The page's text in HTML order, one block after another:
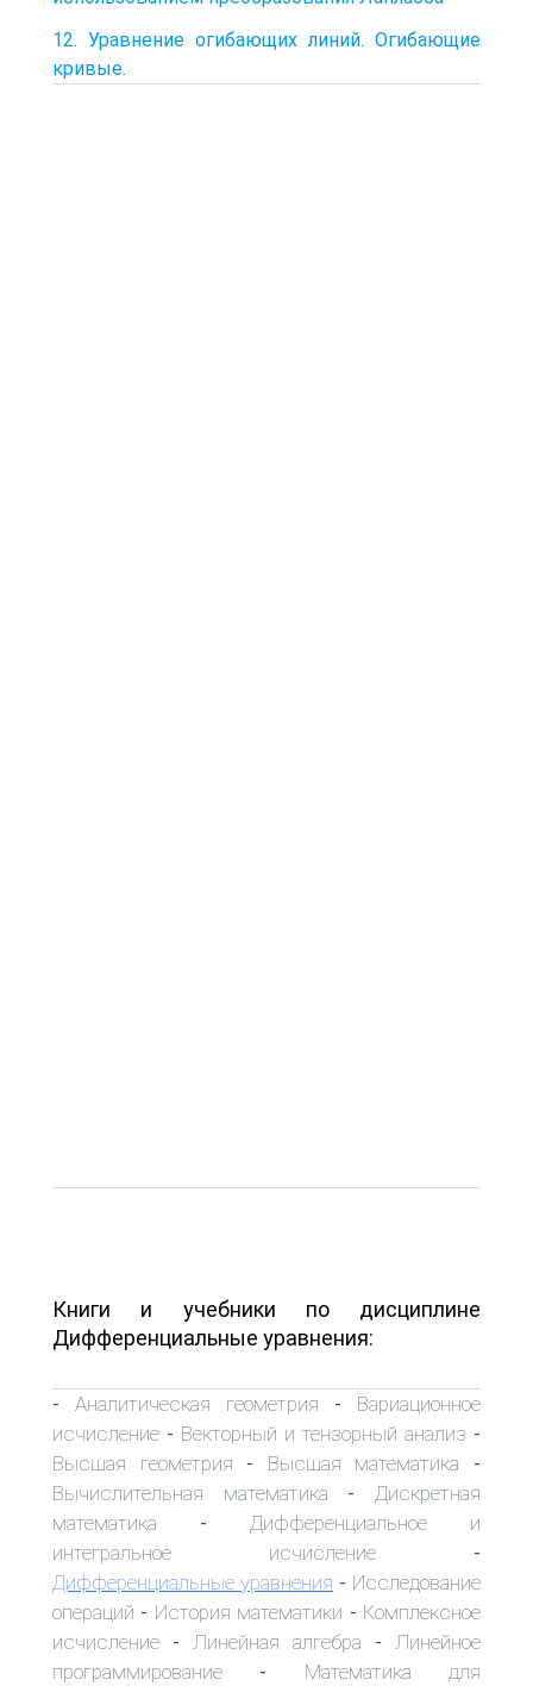
12. Уравнение огибающих линий. Огибающие
кривые.
Книги и учебники по дисциплине
Дифференциальные уравнения:
- Аналитическая геометрия - Вариационное
исчисление - Векторный и тензорный анализ -
Высшая геометрия - Высшая математика -
Вычислительная математика -Дискретная
математика - Дифференциальное и
интегральное исчисление -
Дифференциальные уравнения - Исследование
операций - История математики - Комплексное
исчисление - Линейная алгебра - Линейное
программирование - Математика для